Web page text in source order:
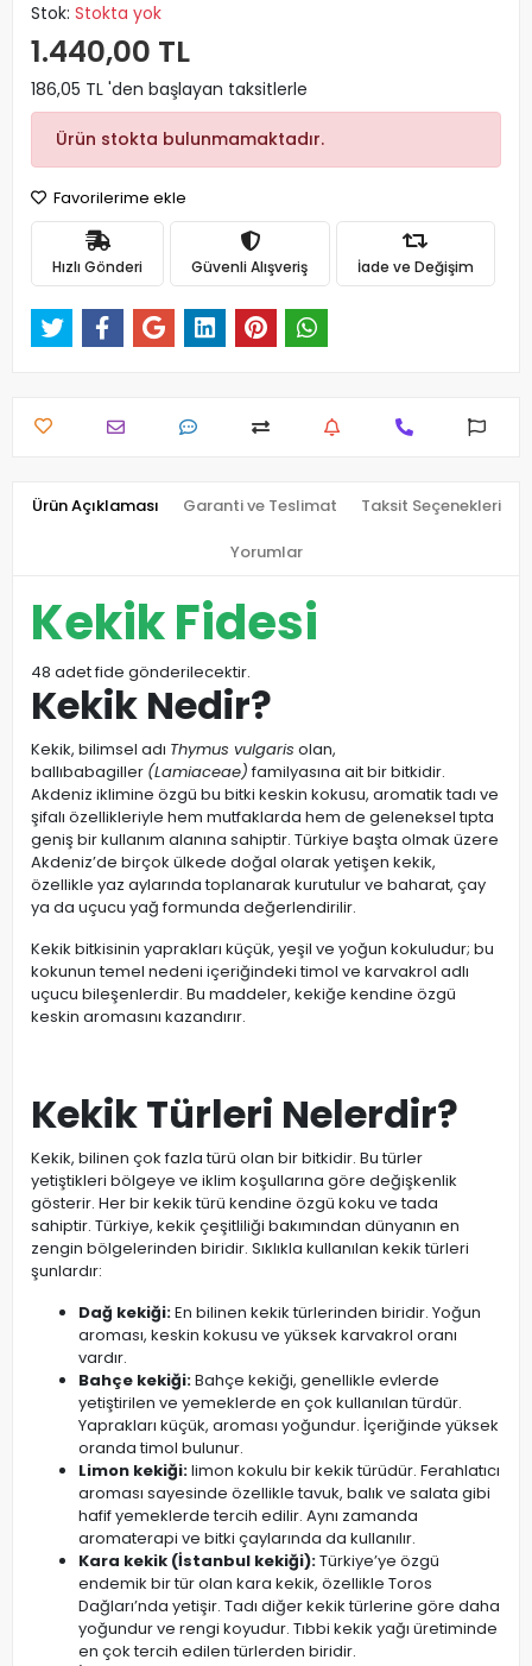
Stok: Stokta yok
1.440,00 TL
186,05 TL 'den başlayan taksitlerle
Ürün stokta bulunmamaktadır.
Favorilerime ekle
Hızlı Gönderi Güvenli Alışveriş İade ve Değişim
Ürün Açıklaması Garanti ve Teslimat Taksit Seçenekleri
Yorumlar
Kekik Fidesi
48 adet fide gönderilecektir.
Kekik Nedir?
Kekik, bilimsel adı Thymus vulgaris olan,
ballıbabagiller (Lamiaceae)familyasına ait bir bitkidir.
Akdeniz iklimine özgü bu bitki keskin kokusu, aromatik tadı ve
şifalı özellikleriyle hem mutfaklarda hem de geleneksel tıpta
geniş bir kullanım alanına sahiptir. Türkiye başta olmak üzere
Akdeniz’de birçok ülkede doğal olarak yetişen kekik,
özellikle yaz aylarında toplanarak kurutulur ve baharat, çay
ya da uçucu yağ formunda değerlendirilir.
Kekik bitkisinin yaprakları küçük, yeşil ve yoğun kokuludur; bu
kokunun temel nedeni içeriğindeki timol ve karvakrol adlı
uçucu bileşenlerdir. Bu maddeler, kekiğe kendine özgü
keskin aromasını kazandırır.
Kekik Türleri Nelerdir?
Kekik, bilinen çok fazla türü olan bir bitkidir. Bu türler
yetiştikleri bölgeye ve iklim koşullarına göre değişkenlik
gösterir. Her bir kekik türü kendine özgü koku ve tada
sahiptir. Türkiye, kekik çeşitliliği bakımından dünyanın en
zengin bölgelerinden biridir. Sıklıkla kullanılan kekik türleri
şunlardır:
Dağ kekiği:En bilinen kekik türlerinden biridir. Yoğun
aroması, keskin kokusu ve yüksek karvakrol oranı
vardır.
Bahçe kekiği:Bahçe kekiği, genellikle evlerde
yetiştirilen ve yemeklerde en çok kullanılan türdür.
Yaprakları küçük, aroması yoğundur. İçeriğinde yüksek
oranda timol bulunur.
Limon kekiği:limon kokulu bir kekik türüdür. Ferahlatıcı
aroması sayesinde özellikle tavuk, balık ve salata gibi
hafif yemeklerde tercih edilir. Aynı zamanda
aromaterapi ve bitki çaylarında da kullanılır.
Kara kekik (İstanbul kekiği):Türkiye’ye özgü
endemik bir tür olan kara kekik, özellikle Toros
Dağları’nda yetişir. Tadı diğer kekik türlerine göre daha
yoğundur ve rengi koyudur. Tıbbi kekik yağı üretiminde
en çok tercih edilen türlerden biridir.